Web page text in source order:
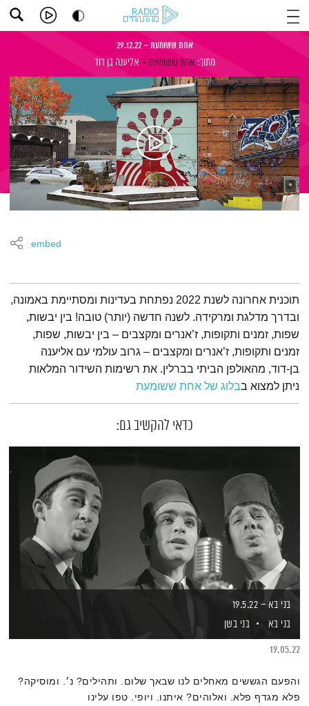
אחת ששומעת – 29.12.22
מתוך: אחת ששומעת אליענה בן דוד
embed
תמצית הפודקאסט
תוכנית אחרונה לשנת 2022 נפתחת בעדינות ומסתיימת באמונה,
ובדרך מדלגת ומרקידה. לשנה חדשה (יותר) טובה! בין יבשות,
שפות, זמנים ותקופות, ז’אנרים ומקצבים – בין יבשות, שפות,
זמנים ותקופות, ז’אנרים ומקצבים – גרוב עולמי עם אליענה
בן-דוד, מהאולפן הביתי בברלין. את רשימות השידור המלאות
ניתן למצוא בבלוג של אחת ששומעת
כדאי להקשיב גם:
בני בא – 19.5.22
בני בא
בני בשן
19.05.22
והפעם הגששים מאחלים לנו שבאך שלום. ותהילים? נ׳. ומוסיקה?
פלא מגדף פלא. ואלוהים? איתנו. ויופי. טפו עלינו